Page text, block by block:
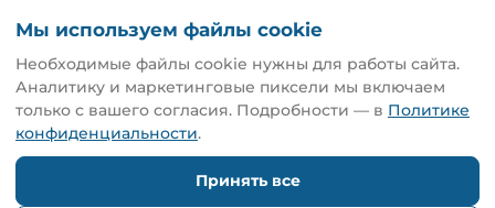
*9448
ראשון לציון, שדרות הראשונים 23 בניין B, קומה 11
Morgan@hagana-ins.co.il
Время работы: 10:00 - 17:00
Мы используем файлы cookie
Необходимые файлы cookie нужны для работы сайта.
Аналитику и маркетинговые пиксели мы включаем
только с вашего согласия. Подробности — в Политике
конфиденциальности.
Принять все